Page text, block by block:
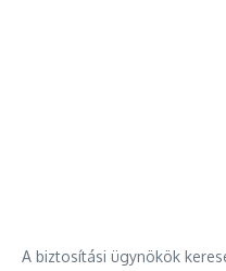
A biztosítási ügynökök